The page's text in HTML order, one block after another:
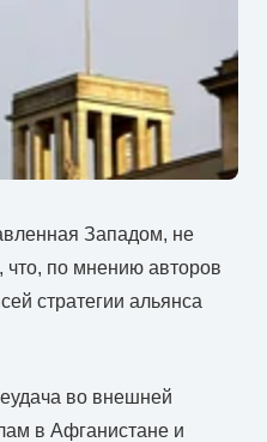
Западом, не
что, по мнению авторов
стратегии альянса
во внешней
в Афганистане и